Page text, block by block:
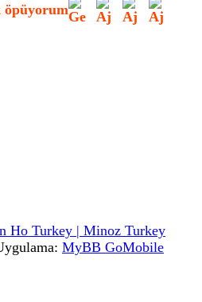
öpüyorum
Ho Turkey | Minoz Turkey
MyBB GoMobile